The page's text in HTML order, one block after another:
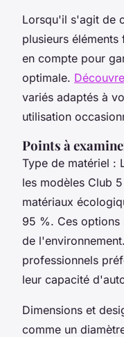
Lorsqu'il s'agit de
plusieurs
en compte pour
optimale.
variés adaptés à
utilisation
Points à
Type de matériel :
les modèles Club
matériaux
95 %. Ces options
de
professionnels
leur capacité
Dimensions et
comme un